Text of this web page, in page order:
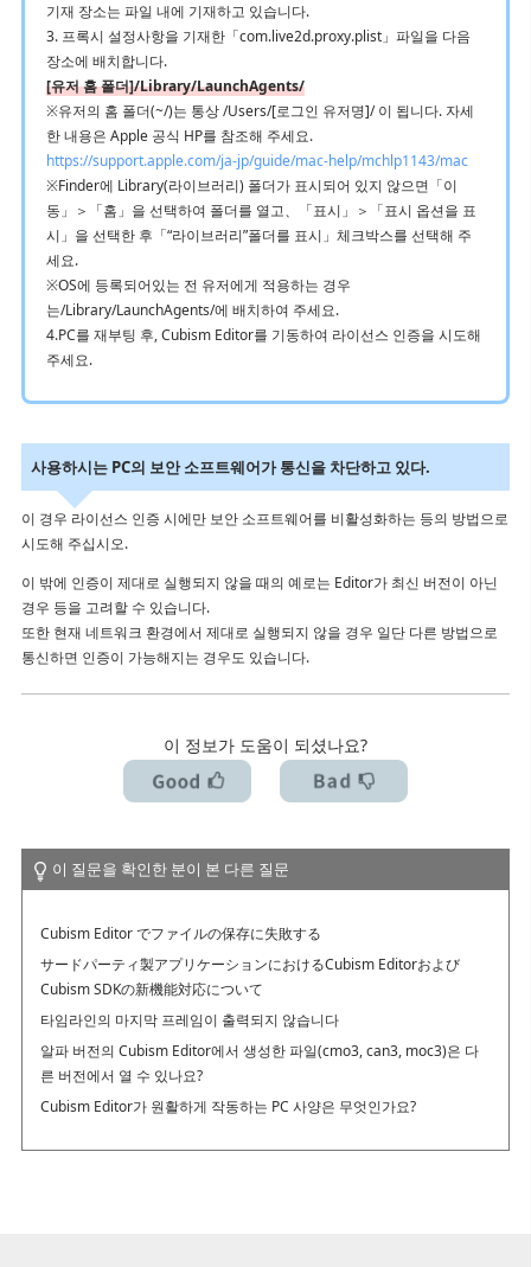
기재 장소는 파일 내에 기재하고 있습니다.
3. 프록시 설정사항을 기재한「com.live2d.proxy.plist」파일을 다음
장소에 배치합니다.
[유저 홈 폴더]/Library/LaunchAgents/
※유저의 홈 폴더(~/)는 통상 /Users/[로그인 유저명]/ 이 됩니다. 자세
한 내용은 Apple 공식 HP를 참조해 주세요.
https://support.apple.com/ja-jp/guide/mac-help/mchlp1143/mac
※Finder에 Library(라이브러리) 폴더가 표시되어 있지 않으면「이
동」＞「홈」을 선택하여 폴더를 열고、「표시」＞「표시 옵션을 표
시」을 선택한 후「“라이브러리”폴더를 표시」체크박스를 선택해 주
세요.
※OS에 등록되어있는 전 유저에게 적용하는 경우
는/Library/LaunchAgents/에 배치하여 주세요.
4.PC를 재부팅 후, Cubism Editor를 기동하여 라이선스 인증을 시도해
주세요.
사용하시는 PC의 보안 소프트웨어가 통신을 차단하고 있다.
이 경우 라이선스 인증 시에만 보안 소프트웨어를 비활성화하는 등의 방법으로
시도해 주십시오.
이 밖에 인증이 제대로 실행되지 않을 때의 예로는 Editor가 최신 버전이 아닌
경우 등을 고려할 수 있습니다.
또한 현재 네트워크 환경에서 제대로 실행되지 않을 경우 일단 다른 방법으로
통신하면 인증이 가능해지는 경우도 있습니다.
이 정보가 도움이 되셨나요?
이 질문을 확인한 분이 본 다른 질문
Cubism Editor でファイルの保存に失敗する
サードパーティ製アプリケーションにおけるCubism Editorおよび
Cubism SDKの新機能対応について
타임라인의 마지막 프레임이 출력되지 않습니다
알파 버전의 Cubism Editor에서 생성한 파일(cmo3, can3, moc3)은 다
른 버전에서 열 수 있나요?
Cubism Editor가 원활하게 작동하는 PC 사양은 무엇인가요?